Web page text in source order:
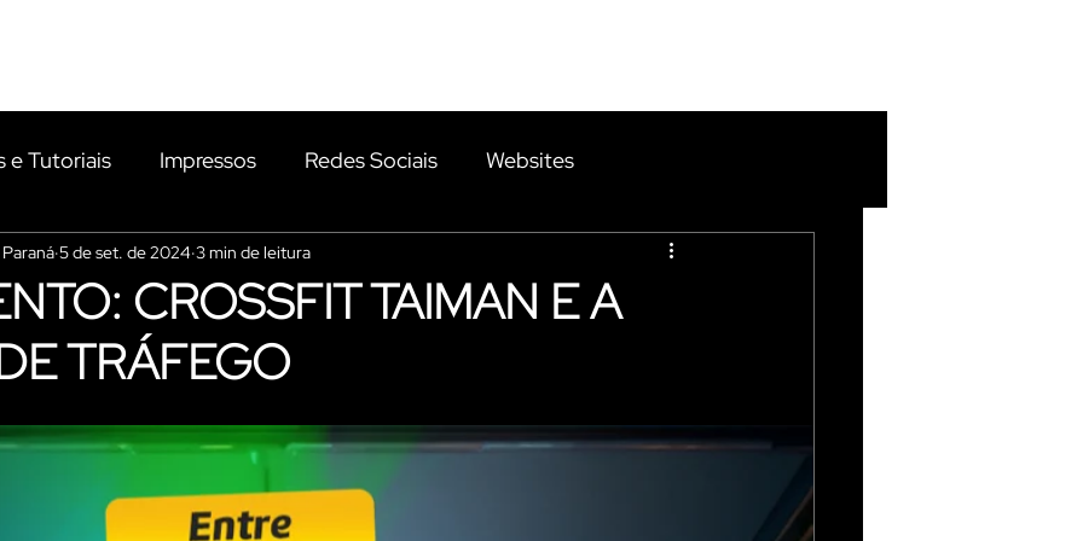
e Tutoriais Impressos Redes Sociais Websites
Identidade Visual Apresentações Comerciais Google Adwords
Casamento E-mail Marketing
Chapi Produtora Gifts Eventos Inteligência Artificial (IA)
CROSSFIT TAIMAN E A
TRÁFEGO
5 de set. de 2024 3 min de leitura